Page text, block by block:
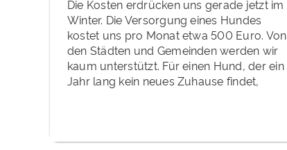
Die Kosten erdrücken uns gerade jetzt im
Winter. Die Versorgung eines Hundes
kostet uns pro Monat etwa 500 Euro. Von
den Städten und Gemeinden werden wir
kaum unterstützt. Für einen Hund, der ein
Jahr lang kein neues Zuhause findet,